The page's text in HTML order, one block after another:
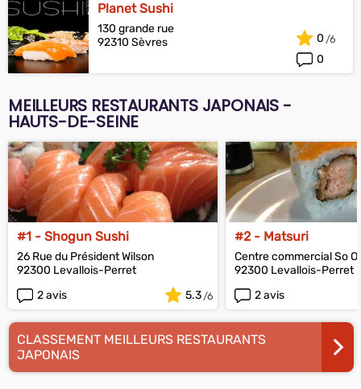
Planet Sushi
130 grande rue
92310 Sèvres
0
0
MEILLEURS RESTAURANTS JAPONAIS -
HAUTS-DE-SEINE
#1 - Shogun Sushi
26 Rue du Président Wilson
92300 Levallois-Perret
2 avis
5.3
#2 - Matsuri
Centre commercial So
92300 Levallois-Perret
2 avis
CLASSEMENT MEILLEURS RESTAURANTS
JAPONAIS